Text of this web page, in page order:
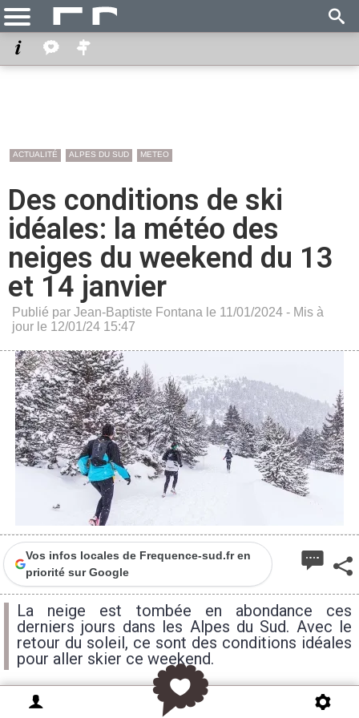
ACTUALITÉ ALPES DU SUD METEO
Des conditions de ski
idéales: la météo des
neiges du weekend du 13
et 14 janvier
Publié par Jean-Baptiste Fontana le 11/01/2024 - Mis à
jour le 12/01/24 15:47
Vos infos locales de Frequence-sud.fr en
priorité sur Google
La neige est tombée en abondance ces
derniers jours dans les Alpes du Sud. Avec le
retour du soleil, ce sont des conditions idéales
pour aller skier ce weekend.
On a eu de belles chutes de neige dans les stations